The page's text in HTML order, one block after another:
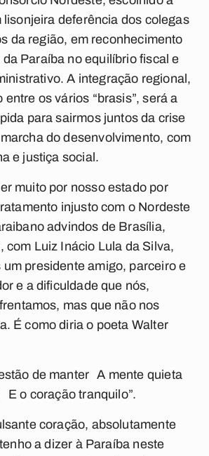
lisonjeira deferência dos colegas
da região, em reconhecimento
Paraíba no equilíbrio fiscal e
A integração regional,
entre os vários “brasis”, será a
para sairmos juntos da crise
do desenvolvimento, com
e justiça social.
muito por nosso estado por
injusto com o Nordeste
advindos de Brasília,
com Luiz Inácio Lula da Silva,
presidente amigo, parceiro e
e a dificuldade que nós,
mas que não nos
É como diria o poeta Walter
de manter A mente quieta
o coração tranquilo”.
coração, absolutamente
a dizer à Paraíba neste